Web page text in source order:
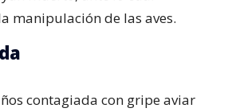
manipulación de las aves.
contagiada con gripe aviar